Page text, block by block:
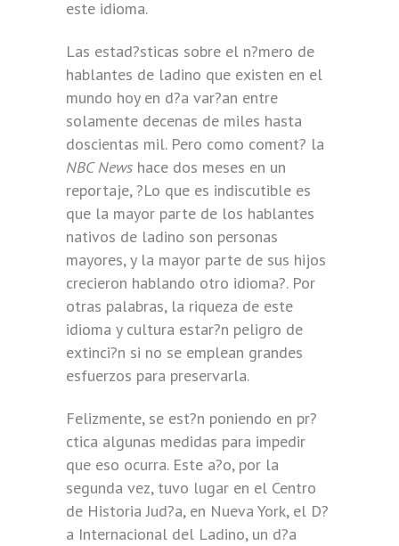
este idioma.
Las estad?sticas sobre el n?mero de
hablantes de ladino que existen en el
mundo hoy en d?a var?an entre
solamente decenas de miles hasta
doscientas mil. Pero como coment? la
NBC News hace dos meses en un
reportaje, ?Lo que es indiscutible es
que la mayor parte de los hablantes
nativos de ladino son personas
mayores, y la mayor parte de sus hijos
crecieron hablando otro idioma?. Por
otras palabras, la riqueza de este
idioma y cultura estar?n peligro de
extinci?n si no se emplean grandes
esfuerzos para preservarla.
Felizmente, se est?n poniendo en pr?
ctica algunas medidas para impedir
que eso ocurra. Este a?o, por la
segunda vez, tuvo lugar en el Centro
de Historia Jud?a, en Nueva York, el D?
a Internacional del Ladino, un d?a